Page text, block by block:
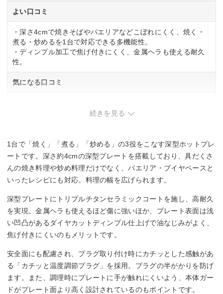
よい口コミ
・深さ4cmで焼きそばやパエリアなどこぼれにくく、焼く・
煮る・炒めるを1台で対応できる多機能性。
・ディンプル加工で焦げ付きにくく、金属ヘラも使える耐久
性。
気になる口コミ
続きを見る
1台で「焼く」「煮る」「炒める」の3役をこなす深型ホットプレ
ートです。深さ約4cmの深型プレートを搭載しており、具だくさ
んの焼き料理や炒め料理だけでなく、パエリア・ブイヤベースと
いったレシピにも対応。料理の幅を広げられます。
深型プレートにトリプルチタンセラミックコートを施し、高耐久
を実現。金属ヘラも使えるほど傷に強いほか、プレート表面は浅
い凹凸があるダイヤカットディンプル仕上げで油なじみがよく、
焦げ付きにくいのもメリットです。
安全面にも配慮され、プラグ取り付け時にカチッとした感触があ
る「カチッと温度調節プラグ」を採用。プラグの半がかりを防げ
ます。また、調理時にプレートに手が触れにくいよう、本体ガー
ドがプレート面より高く設計されているのもポイントです。